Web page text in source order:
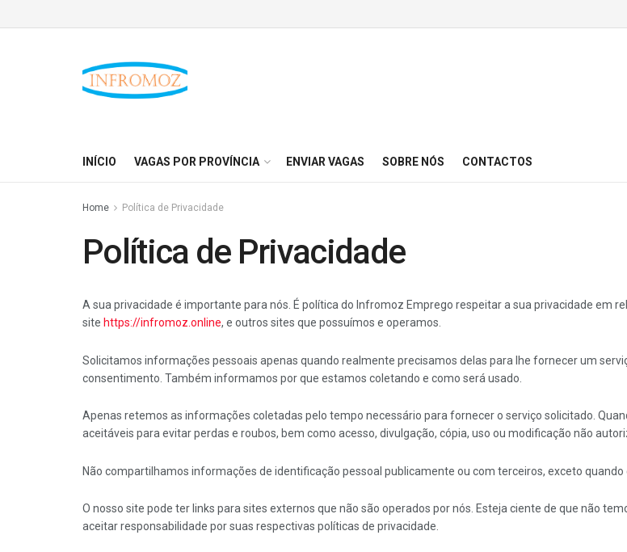
INÍCIO VAGAS POR PROVÍNCIA ENVIAR VAGAS SOBRE NÓS CONTACTOS
Home Política de Privacidade
Política de Privacidade
A sua privacidade é importante para nós. É política do Infromoz Emprego respeitar a sua privacidade em
site https://infromoz.online, e outros sites que possuímos e operamos.
Solicitamos informações pessoais apenas quando realmente precisamos delas para lhe fornecer um
consentimento. Também informamos por que estamos coletando e como será usado.
Apenas retemos as informações coletadas pelo tempo necessário para fornecer o serviço solicitado.
aceitáveis ​​para evitar perdas e roubos, bem como acesso, divulgação, cópia, uso ou modificação não
Não compartilhamos informações de identificação pessoal publicamente ou com terceiros, exceto quando
O nosso site pode ter links para sites externos que não são operados por nós. Esteja ciente de que não
aceitar responsabilidade por suas respectivas políticas de privacidade.